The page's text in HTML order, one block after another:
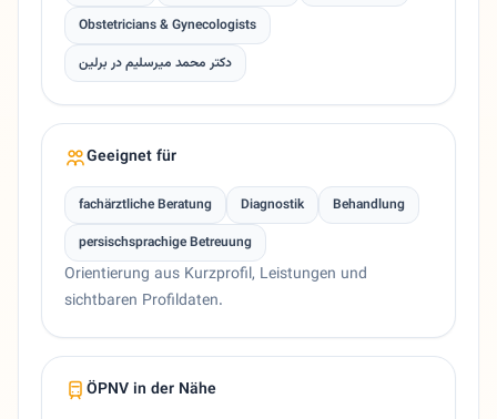
Obstetricians & Gynecologists
دکتر محمد میرسلیم در برلین
Geeignet für
fachärztliche Beratung Diagnostik
Behandlung
persischsprachige Betreuung
Orientierung aus Kurzprofil, Leistungen und
sichtbaren Profildaten.
ÖPNV in der Nähe